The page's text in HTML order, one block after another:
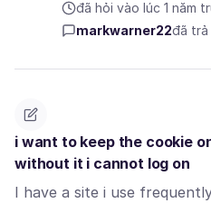
đã hỏi vào lúc 1 năm
markwarner22đã trả
i want to keep the cookie
without it i cannot log on
I have a site i use